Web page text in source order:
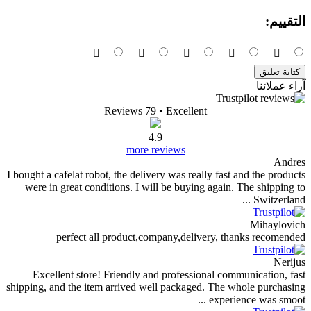
I bought a cafelat robot, the delivery was
were in great conditions. I will be
perfect all
Excellent store! Friendly and
shipping, and the item arrived well